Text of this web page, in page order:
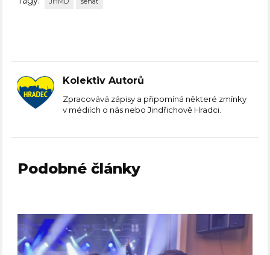
Kolektiv Autorů
Zpracovává zápisy a připomíná některé zmínky
v médiích o nás nebo Jindřichově Hradci.
Podobné články